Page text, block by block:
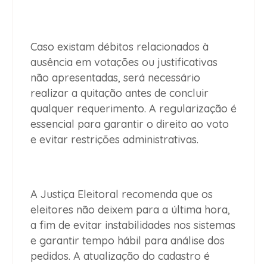
Caso existam débitos relacionados à
ausência em votações ou justificativas
não apresentadas, será necessário
realizar a quitação antes de concluir
qualquer requerimento. A regularização é
essencial para garantir o direito ao voto
e evitar restrições administrativas.
A Justiça Eleitoral recomenda que os
eleitores não deixem para a última hora,
a fim de evitar instabilidades nos sistemas
e garantir tempo hábil para análise dos
pedidos. A atualização do cadastro é